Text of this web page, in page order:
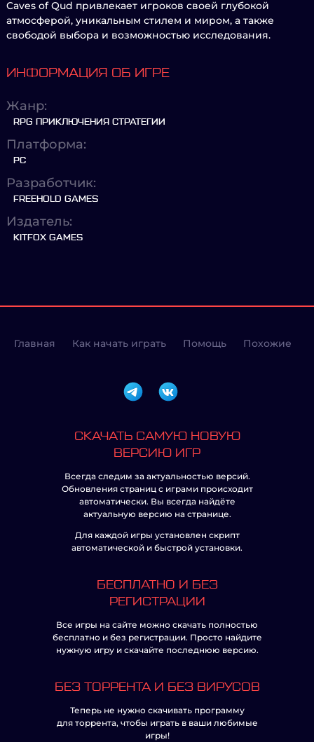
Caves of Qud привлекает игроков своей глубокой
атмосферой, уникальным стилем и миром, а также
свободой выбора и возможностью исследования.
ИНФОРМАЦИЯ ОБ ИГРЕ
Жанр:
RPG ПРИКЛЮЧЕНИЯ СТРАТЕГИИ
Платформа:
PC
Разработчик:
FREEHOLD GAMES
Издатель:
KITFOX GAMES
Главная Как начать играть Помощь Похожие
СКАЧАТЬ САМУЮ НОВУЮ
ВЕРСИЮ ИГР
Всегда следим за актуальностью версий.
Обновления страниц с играми происходит
автоматически. Вы всегда найдёте
актуальную версию на странице.
Для каждой игры установлен скрипт
автоматической и быстрой установки.
БЕСПЛАТНО И БЕЗ
РЕГИСТРАЦИИ
Все игры на сайте можно скачать полностью
бесплатно и без регистрации. Просто найдите
нужную игру и скачайте последнюю версию.
БЕЗ ТОРРЕНТА И БЕЗ ВИРУСОВ
Теперь не нужно скачивать программу
для торрента, чтобы играть в ваши любимые
игры!